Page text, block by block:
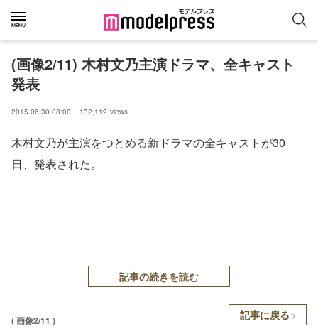
(画像2/11) 木村文乃主演ドラマ、全キャスト
発表
2015.06.30 08:00 132,119 views
木村文乃が主演をつとめる新ドラマの全キャストが30
日、発表された。
記事の続きを読む
( 画像2/11 ) 記事に戻る